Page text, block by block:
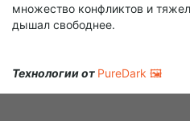
множество конфликтов и
дышал свободнее.
Технологии от PureDark 🖼️